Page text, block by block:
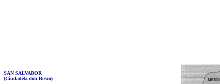
SAN SALVADOR
(Ciudadela don Bosco)